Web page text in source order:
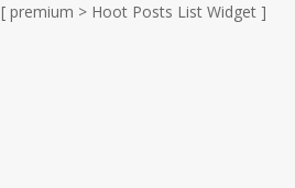
[ premium > Hoot Posts List Widget ]